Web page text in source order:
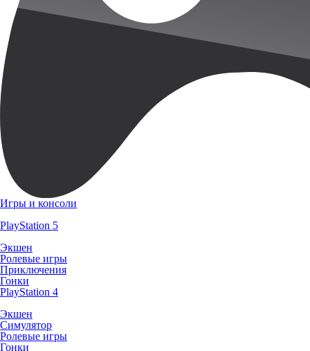
Игры и консоли
PlayStation 5
Экшен
Ролевые игры
Приключения
Гонки
PlayStation 4
Экшен
Симулятор
Ролевые игры
Гонки